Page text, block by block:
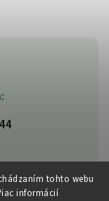
tohto webu
informácií